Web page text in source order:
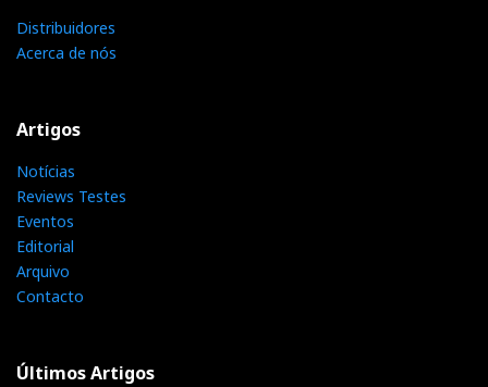
Distribuidores
Acerca de nós
Artigos
Notícias
Reviews Testes
Eventos
Editorial
Arquivo
Contacto
Últimos Artigos